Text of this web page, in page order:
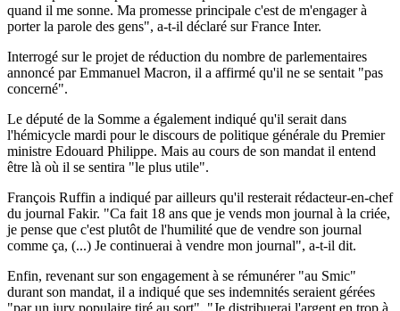
quand il me sonne. Ma promesse principale c'est de m'engager à
porter la parole des gens", a-t-il déclaré sur France Inter.
Interrogé sur le projet de réduction du nombre de parlementaires
annoncé par Emmanuel Macron, il a affirmé qu'il ne se sentait "pas
concerné".
Le député de la Somme a également indiqué qu'il serait dans
l'hémicycle mardi pour le discours de politique générale du Premier
ministre Edouard Philippe. Mais au cours de son mandat il entend
être là où il se sentira "le plus utile".
François Ruffin a indiqué par ailleurs qu'il resterait rédacteur-en-chef
du journal Fakir. "Ca fait 18 ans que je vends mon journal à la criée,
je pense que c'est plutôt de l'humilité que de vendre son journal
comme ça, (...) Je continuerai à vendre mon journal", a-t-il dit.
Enfin, revenant sur son engagement à se rémunérer "au Smic"
durant son mandat, il a indiqué que ses indemnités seraient gérées
"par un jury populaire tiré au sort". "Je distribuerai l'argent en trop à